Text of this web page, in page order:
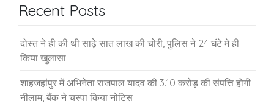
Recent Posts
दोस्त ने ही की थी साढ़े सात लाख की चोरी, पुलिस ने 24 घंटे मे ही
किया खुलासा
शाहजहांपुर में अभिनेता राजपाल यादव की 3.10 करोड़ की संपत्ति होगी
नीलाम, बैंक ने चस्पा किया नोटिस